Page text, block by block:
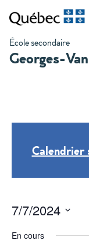
École secondaire
Georges-
Calendrier
7/7/2024
une
En cours